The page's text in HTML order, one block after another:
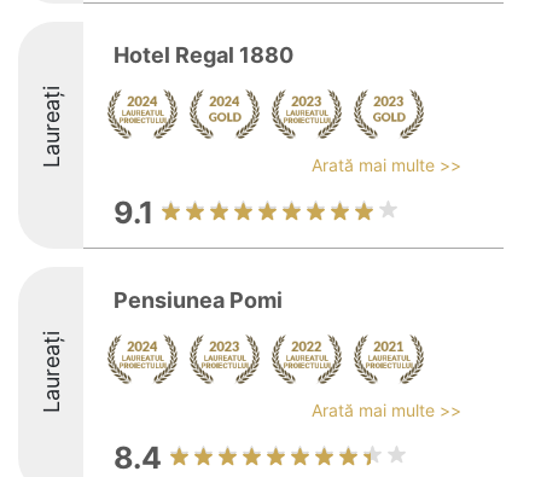
Laureați
Hotel Regal 1880
Arată mai multe >>
9.1
Laureați
Pensiunea Pomi
Arată mai multe >>
8.4